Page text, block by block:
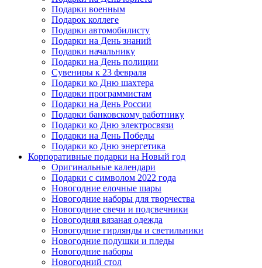
Подарки военным
Подарок коллеге
Подарки автомобилисту
Подарки на День знаний
Подарки начальнику
Подарки на День полиции
Сувениры к 23 февраля
Подарки ко Дню шахтера
Подарки программистам
Подарки на День России
Подарки банковскому работнику
Подарки ко Дню электросвязи
Подарки на День Победы
Подарки ко Дню энергетика
Корпоративные подарки на Новый год
Оригинальные календари
Подарки с символом 2022 года
Новогодние елочные шары
Новогодние наборы для творчества
Новогодние свечи и подсвечники
Новогодняя вязаная одежда
Новогодние гирлянды и светильники
Новогодние подушки и пледы
Новогодние наборы
Новогодний стол